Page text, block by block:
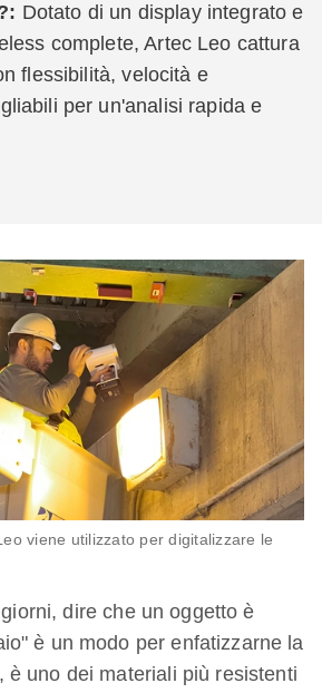
Dotato di un display integrato e
complete, Artec Leo cattura
flessibilità, velocità e
per un'analisi rapida e
viene utilizzato per digitalizzare le
dire che un oggetto è
è un modo per enfatizzarne la
è uno dei materiali più resistenti